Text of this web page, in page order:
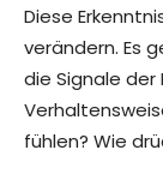
Diese
verändern. Es
die Signale der
fühlen? Wie